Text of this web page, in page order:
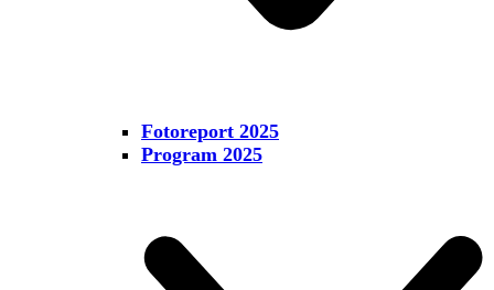
Fotoreport 2025
Program 2025